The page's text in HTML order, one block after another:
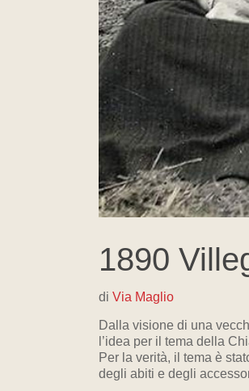
1890
di Via Maglio
Dalla visione di una
l’idea per il tema della
Per la verità, il tema è
degli abiti e degli